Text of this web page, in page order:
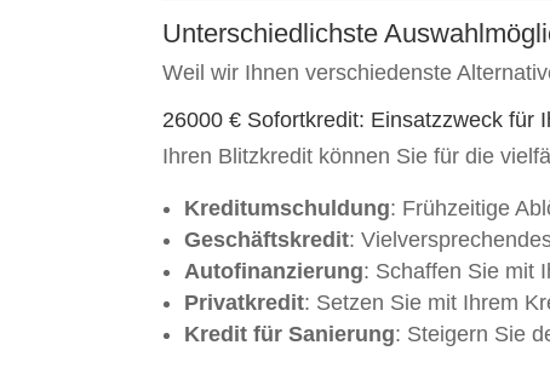
Unterschiedlichste
Weil wir Ihnen verschiedenste
26000 € Sofortkredit: Einsatzzweck für
Ihren Blitzkredit können Sie für die
Kreditumschuldung: Frühzeitige
Geschäftskredit:
Autofinanzierung: Schaffen Sie mit
Privatkredit: Setzen Sie mit Ihrem
Kredit für Sanierung: Steigern Sie